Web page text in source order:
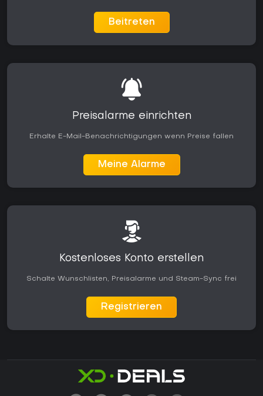
Beitreten
Preisalarme einrichten
Erhalte E-Mail-Benachrichtigungen wenn Preise fallen
Meine Alarme
Kostenloses Konto erstellen
Schalte Wunschlisten, Preisalarme und Steam-Sync frei
Registrieren